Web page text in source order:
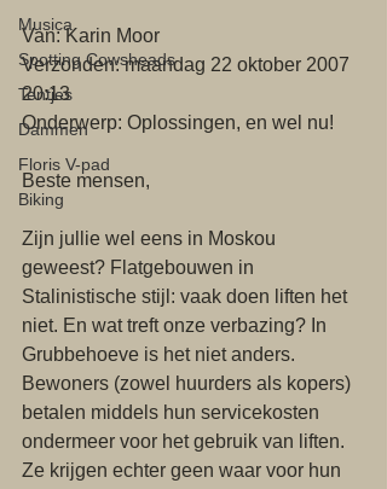
Musica
Spotting Cowsheads
Tentjes
Dammen
Floris V-pad
Biking
Van: Karin Moor
Verzonden: maandag 22 oktober 2007
20:13
Onderwerp: Oplossingen, en wel nu!
Beste mensen,
Zijn jullie wel eens in Moskou
geweest? Flatgebouwen in
Stalinistische stijl: vaak doen liften het
niet. En wat treft onze verbazing? In
Grubbehoeve is het niet anders.
Bewoners (zowel huurders als kopers)
betalen middels hun servicekosten
ondermeer voor het gebruik van liften.
Ze krijgen echter geen waar voor hun